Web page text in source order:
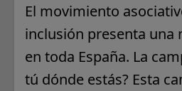
El movimiento
inclusión presenta una
en toda España. La
tú dónde estás? Esta